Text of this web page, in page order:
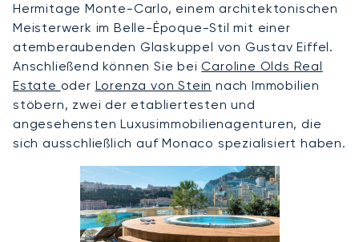
Hermitage Monte-Carlo, einem architektonischen
Meisterwerk im Belle-Époque-Stil mit einer
atemberaubenden Glaskuppel von Gustav Eiffel.
Anschließend können Sie beiCaroline Olds Real
Estate oder Lorenza von Stein nach Immobilien
stöbern, zwei der etabliertesten und
angesehensten Luxusimmobilienagenturen, die
sich ausschließlich auf Monaco spezialisiert haben.